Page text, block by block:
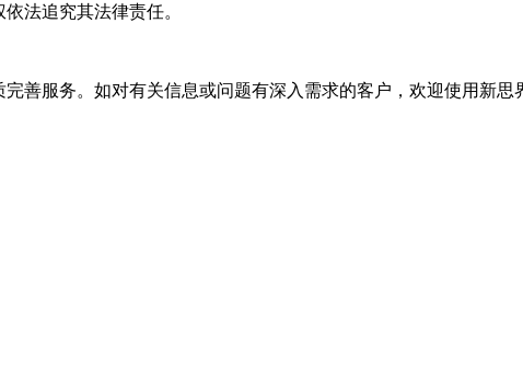
法追究其法律责任。
善服务。如对有关信息或问题有深入需求的客户，欢迎使用新思